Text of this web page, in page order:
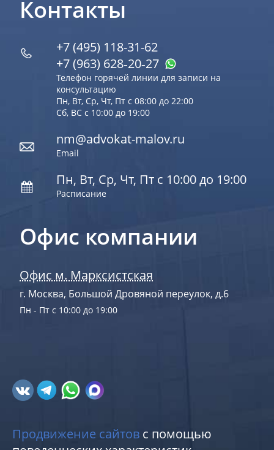
Офис компании
Офис м. Марксистская
г. Москва, Большой Дровяной переулок, д.6
Пн - Пт с 10:00 до 19:00
Контакты
+7 (495) 118-31-62
+7 (963) 628‑20‑27
Телефон горячей линии для записи на
консультацию
Пн, Вт, Ср, Чт, Пт с 08:00 до 22:00
Сб, ВС с 10:00 до 19:00
nm@advokat-malov.ru
Email
Пн, Вт, Ср, Чт, Пт с 10:00 до 19:00
Расписание
Продвижение сайтов с помощью